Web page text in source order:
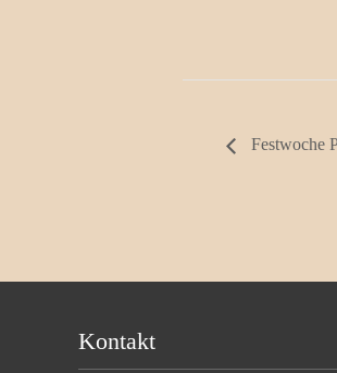
Festwoche
Kontakt